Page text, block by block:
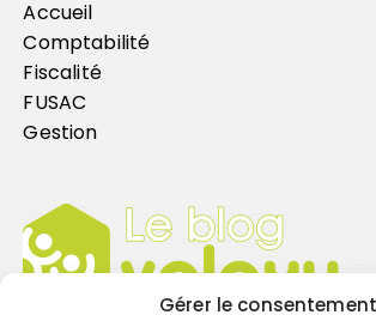
Gérer le consentement
Accueil
Comptabilité
Fiscalité
FUSAC
Gestion